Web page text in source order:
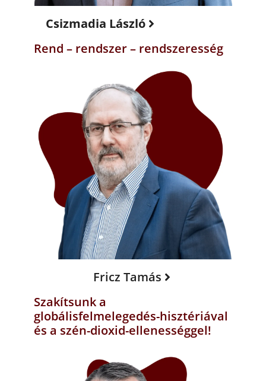
Csizmadia László
Rend – rendszer – rendszeresség
Fricz Tamás
Szakítsunk a
globálisfelmelegedés-hisztériával
és a szén-dioxid-ellenességgel!